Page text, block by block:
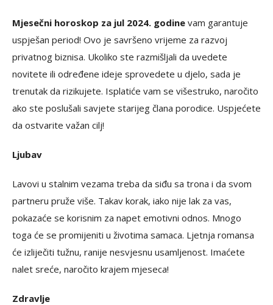
Mjesečni horoskop za jul 2024. godine vam garantuje
uspješan period! Ovo je savršeno vrijeme za razvoj
privatnog biznisa. Ukoliko ste razmišljali da uvedete
novitete ili određene ideje sprovedete u djelo, sada je
trenutak da rizikujete. Isplatiće vam se višestruko, naročito
ako ste poslušali savjete starijeg člana porodice. Uspjećete
da ostvarite važan cilj!
Ljubav
Lavovi u stalnim vezama treba da siđu sa trona i da svom
partneru pruže više. Takav korak, iako nije lak za vas,
pokazaće se korisnim za napet emotivni odnos. Mnogo
toga će se promijeniti u životima samaca. Ljetnja romansa
će izliječiti tužnu, ranije nesvjesnu usamljenost. Imaćete
nalet sreće, naročito krajem mjeseca!
Zdravlje